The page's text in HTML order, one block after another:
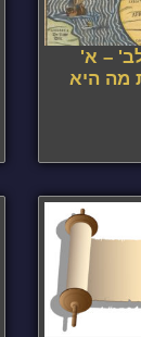
– א'
מה היא